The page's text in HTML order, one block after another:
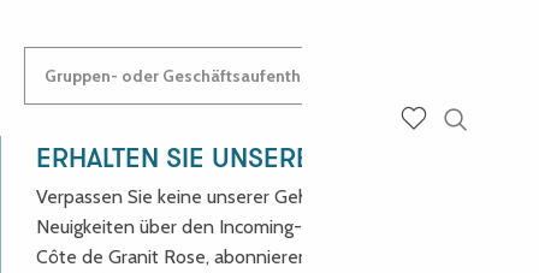
Gruppen- oder Geschäftsaufenthalt: Kontaktieren Sie uns!
ERHALTEN SIE UNSERE NEUIGKEITEN!
Verpassen Sie keine unserer Geheimtipps und
Neuigkeiten über den Incoming-Service des Reiseziels
Côte de Granit Rose, abonnieren Sie unseren